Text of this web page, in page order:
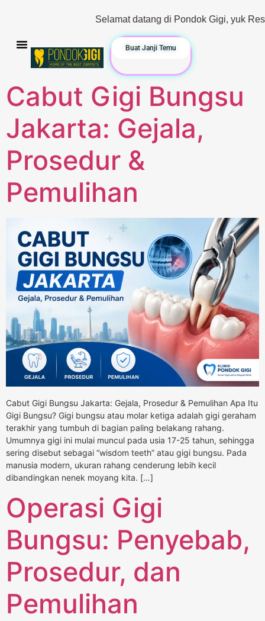
Selamat datang di Pondok Gigi, yuk Reservasi &
Buat Janji Temu
Cabut Gigi Bungsu
Jakarta: Gejala,
Prosedur &
Pemulihan
Cabut Gigi Bungsu Jakarta: Gejala, Prosedur & Pemulihan Apa Itu
Gigi Bungsu? Gigi bungsu atau molar ketiga adalah gigi geraham
terakhir yang tumbuh di bagian paling belakang rahang.
Umumnya gigi ini mulai muncul pada usia 17-25 tahun, sehingga
sering disebut sebagai “wisdom teeth” atau gigi bungsu. Pada
manusia modern, ukuran rahang cenderung lebih kecil
dibandingkan nenek moyang kita. […]
Operasi Gigi
Bungsu: Penyebab,
Prosedur, dan
Pemulihan